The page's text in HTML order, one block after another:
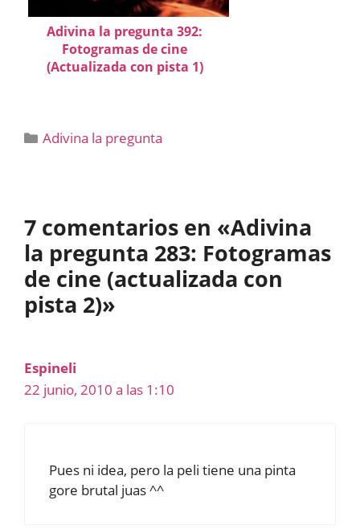
Adivina la pregunta 392:
Fotogramas de cine
(Actualizada con pista 1)
Categorías
Adivina la pregunta
7 comentarios en «Adivina
la pregunta 283: Fotogramas
de cine (actualizada con
pista 2)»
Espineli
22 junio, 2010 a las 1:10
Pues ni idea, pero la peli tiene una pinta
gore brutal juas ^^